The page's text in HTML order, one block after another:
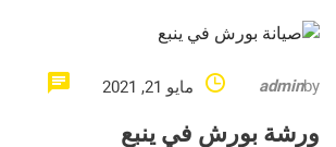
by
admin مايو 21, 2021
ورشة بورش في ينبع